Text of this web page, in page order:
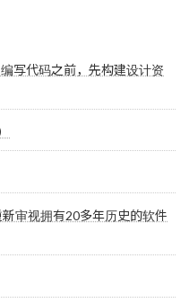
写代码之前，先构建设计资
审视拥有20多年历史的软件